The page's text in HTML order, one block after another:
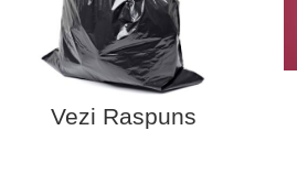
Vezi Raspuns